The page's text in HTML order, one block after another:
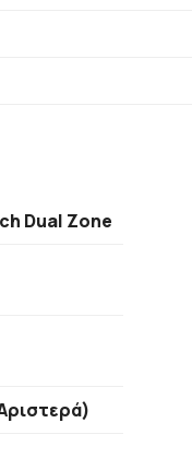
Dual Zone